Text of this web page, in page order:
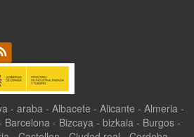
- araba - Albacete - Alicante - Almeria -
- Bizcaya - bizkaia - Burgos -